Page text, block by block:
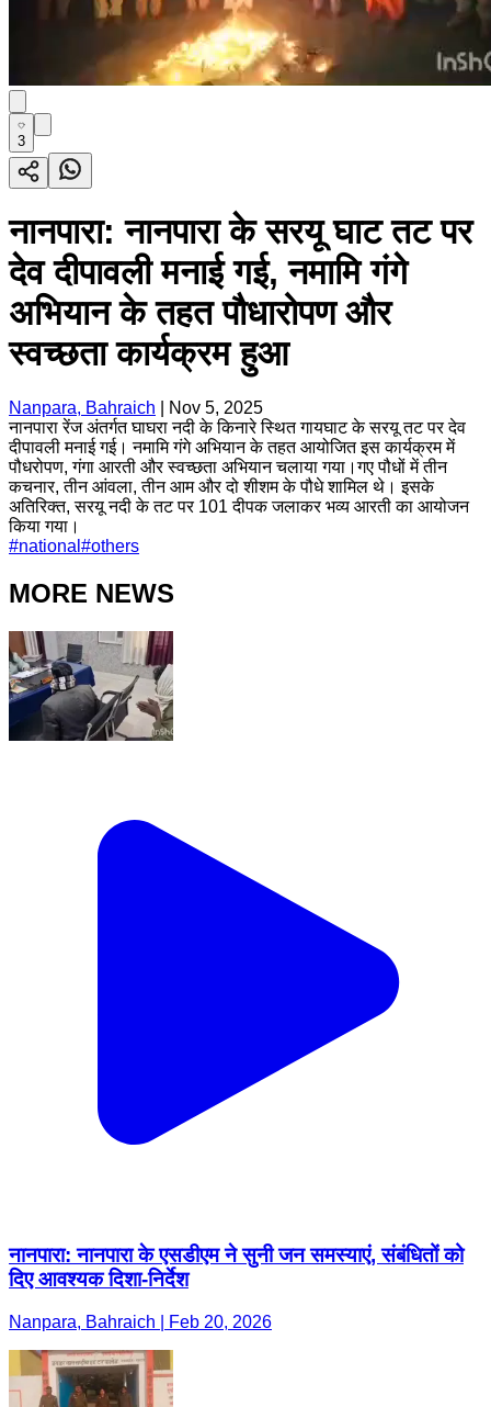
3
नानपारा: नानपारा के सरयू घाट तट पर
देव दीपावली मनाई गई, नमामि गंगे
अभियान के तहत पौधारोपण और
स्वच्छता कार्यक्रम हुआ
Nanpara, Bahraich
Nov 5, 2025
नानपारा रेंज अंतर्गत घाघरा नदी के किनारे स्थित गायघाट के सरयू तट पर देव
दीपावली मनाई गई। नमामि गंगे अभियान के तहत आयोजित इस कार्यक्रम में
पौधरोपण, गंगा आरती और स्वच्छता अभियान चलाया गया।गए पौधों में तीन
कचनार, तीन आंवला, तीन आम और दो शीशम के पौधे शामिल थे। इसके
अतिरिक्त, सरयू नदी के तट पर 101 दीपक जलाकर भव्य आरती का आयोजन
किया गया।
#national #others
MORE NEWS
नानपारा: नानपारा के एसडीएम ने सुनी जन समस्याएं, संबंधितों को
दिए आवश्यक दिशा-निर्देश
Nanpara, Bahraich | Feb 20, 2026